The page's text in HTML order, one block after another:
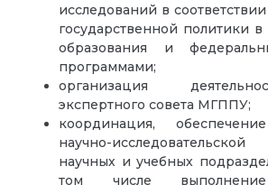
исследований в
государственной политики
образования и
программами;
организация
экспертного совета МГППУ;
координация,
научно-
научных и учебных
том числе выполнение